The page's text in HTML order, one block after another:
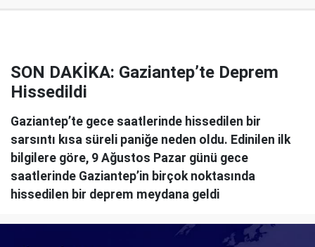
SON DAKİKA: Gaziantep’te Deprem
Hissedildi
Gaziantep’te gece saatlerinde hissedilen bir
sarsıntı kısa süreli paniğe neden oldu. Edinilen ilk
bilgilere göre, 9 Ağustos Pazar günü gece
saatlerinde Gaziantep’in birçok noktasında
hissedilen bir deprem meydana geldi